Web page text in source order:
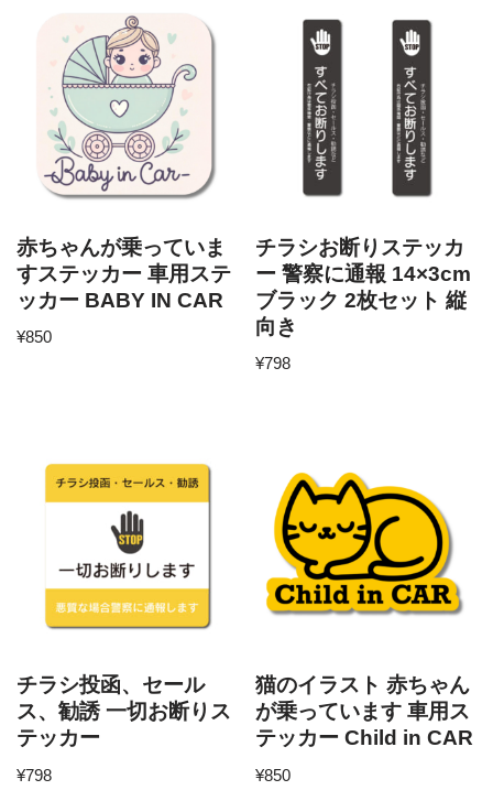
赤ちゃんが乗っていま
すステッカー 車用ステ
ッカー BABY IN CAR
¥850
チラシお断りステッカ
ー 警察に通報 14×3cm
ブラック 2枚セット 縦
向き
¥798
チラシ投函、セール
ス、勧誘 一切お断りス
テッカー
¥798
猫のイラスト 赤ちゃん
が乗っています 車用ス
テッカー Child in CAR
¥850